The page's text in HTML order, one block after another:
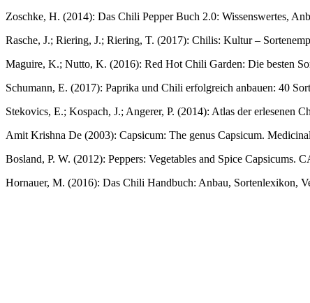
Zoschke, H. (2014): Das Chili Pepper Buch 2.0: Wissenswertes,
Rasche, J.; Riering, J.; Riering, T. (2017): Chilis: Kultur –
Maguire, K.; Nutto, K. (2016): Red Hot Chili Garden: Die besten
Schumann, E. (2017): Paprika und Chili erfolgreich anbauen: 40
Stekovics, E.; Kospach, J.; Angerer, P. (2014): Atlas der erlesenen
Amit Krishna De (2003): Capsicum: The genus Capsicum.
Bosland, P. W. (2012): Peppers: Vegetables and Spice Capsicums.
Hornauer, M. (2016): Das Chili Handbuch: Anbau, Sortenlexikon,